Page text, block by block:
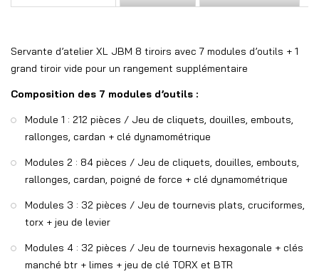
Servante d’atelier XL JBM 8 tiroirs avec 7 modules d’outils + 1
grand tiroir vide pour un rangement supplémentaire
Composition des 7 modules d’outils :
Module 1 : 212 pièces / Jeu de cliquets, douilles, embouts,
rallonges, cardan + clé dynamométrique
Modules 2 : 84 pièces / Jeu de cliquets, douilles, embouts,
rallonges, cardan, poigné de force + clé dynamométrique
Modules 3 : 32 pièces / Jeu de tournevis plats, cruciformes,
torx + jeu de levier
Modules 4 : 32 pièces / Jeu de tournevis hexagonale + clés
manché btr + limes + jeu de clé TORX et BTR